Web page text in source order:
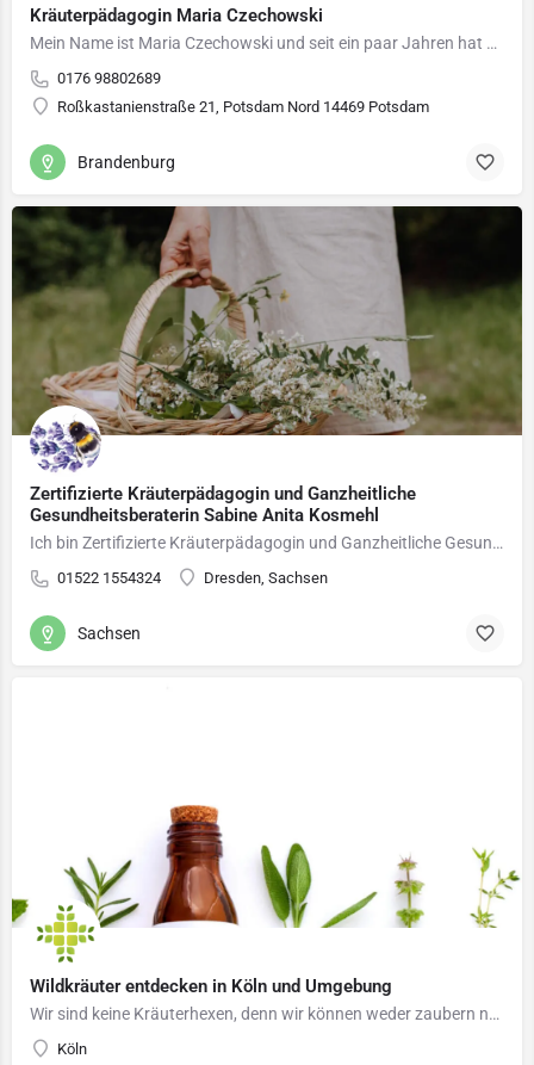
Kräuterpädagogin Maria Czechowski
Mein Name ist Maria Czechowski und seit ein paar Jahren hat mich eine ganz besondere Leidenschaft gepackt –…
0176 98802689
Roßkastanienstraße 21, Potsdam Nord 14469 Potsdam
Brandenburg
Zertifizierte Kräuterpädagogin und Ganzheitliche
Gesundheitsberaterin Sabine Anita Kosmehl
Ich bin Zertifizierte Kräuterpädagogin und Ganzheitliche Gesundheitsberaterin nach Rüdiger Dahlke. Für…
01522 1554324 Dresden, Sachsen
Sachsen
Wildkräuter entdecken in Köln und Umgebung
Wir sind keine Kräuterhexen, denn wir können weder zaubern noch verwünschen. Wir sind zertifizierte…
Köln